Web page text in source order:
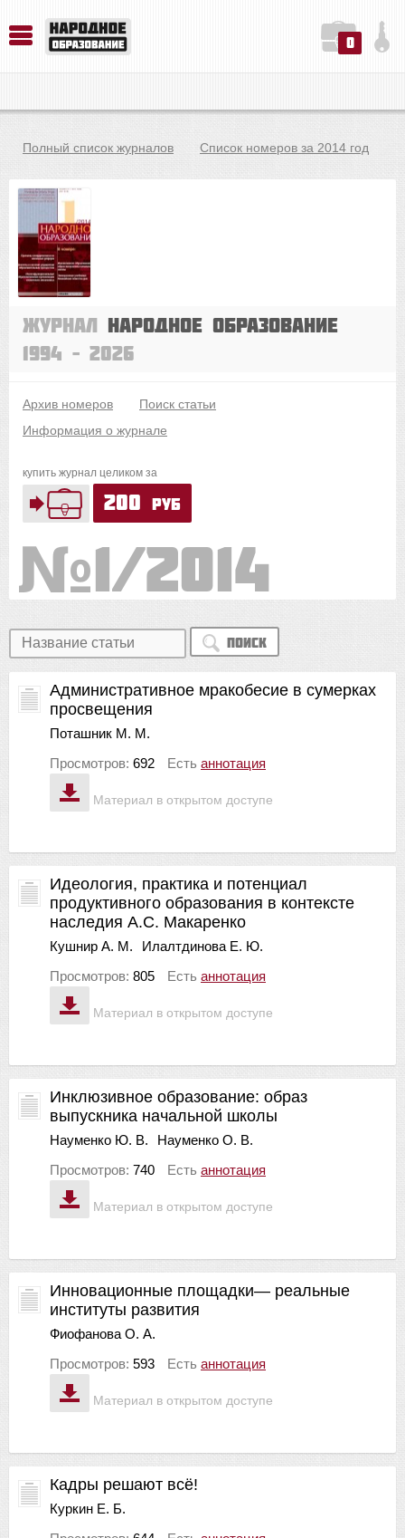
0
Полный список журналов Список номеров за 2014 год
Журнал Народное образование
1994 – 2026
Архив номеров
Поиск статьи
Информация о журнале
купить журнал целиком за
200 руб
1/2014
Поиск
Материал в открытом доступе
Административное мракобесие в сумерках
просвещения
Поташник М. М.
Просмотров: 692 Есть аннотация
Материал в открытом доступе
Идеология, практика и потенциал
продуктивного образования в контексте
наследия А.С. Макаренко
Кушнир А. М.
Илалтдинова Е. Ю.
Просмотров: 805 Есть аннотация
Материал в открытом доступе
Инклюзивное образование: образ
выпускника начальной школы
Науменко Ю. В.
Науменко О. В.
Просмотров: 740 Есть аннотация
Материал в открытом доступе
Инновационные площадки— реальные
институты развития
Фиофанова О. А.
Просмотров: 593 Есть аннотация
Кадры решают всё!
Куркин Е. Б.